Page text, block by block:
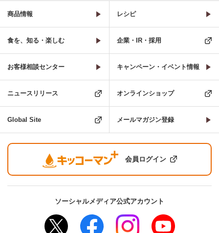
商品情報 レシピ
食を、知る・楽しむ 企業・IR・採用
お客様相談センター キャンペーン・イベント情報
ニュースリリース オンラインショップ
Global Site メールマガジン登録
会員ログイン
ソーシャルメディア公式アカウント